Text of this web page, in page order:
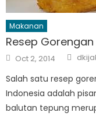
Makanan
Resep
Posted
on
Oct 2, 2014
Salah satu resep
Indonesia adalah
balutan tepung